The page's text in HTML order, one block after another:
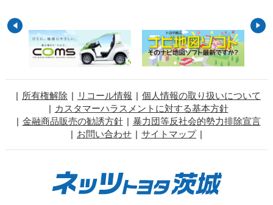
所有権解除 リコール情報
個人情報の取り扱いについて
カスタマーハラスメントに対する基本方針
金融商品販売の勧誘方針
暴力団等反社会的勢力排除宣言
お問い合わせ
サイトマップ